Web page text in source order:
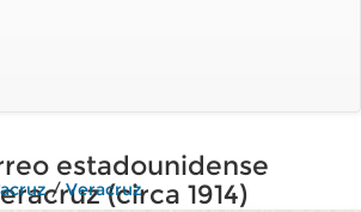
estadounidense
(circa 1914)
/Veracruz